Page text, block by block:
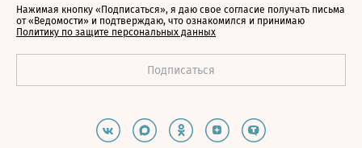
Нажимая кнопку «Подписаться», я даю свое согласие получать письма
от «Ведомости» и подтверждаю, что ознакомился и принимаю
Политику по защите персональных данных